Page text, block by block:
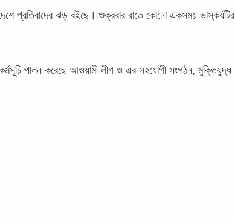
দেশে প্রতিবাদের ঝড় বইছে। শুক্রবার রাতে কোনো একসময় ভাস্কর্যটির
কর্মসূচি পালন করেছে আওয়ামী লীগ ও এর সহযোগী সংগঠন, মুক্তিযুদ্ধ